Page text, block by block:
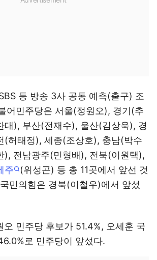
등 방송 3사 공동 예측(출구) 조
어민주당은 서울(정원오), 경기(추
대), 부산(전재수), 울산(김상욱), 경
(허태정), 세종(조상호), 충남(박수
), 전남광주(민형배), 전북(이원택),
주
(위성곤) 등 총 11곳에서 앞선 것
민의힘은 경북(이철우)에서 앞섰
오 민주당 후보가 51.4%, 오세훈 국
로 민주당이 앞섰다.